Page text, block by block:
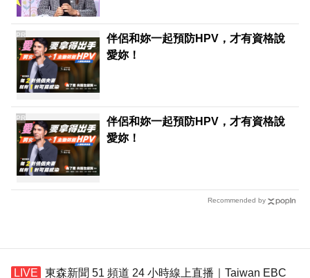
伴侶和妳一起預防HPV，才有資格說
愛妳！
PR
伴侶和妳一起預防HPV，才有資格說
愛妳！
PR
Recommended by
東森新聞 51 頻道 24 小時線上直播｜Taiwan EBC